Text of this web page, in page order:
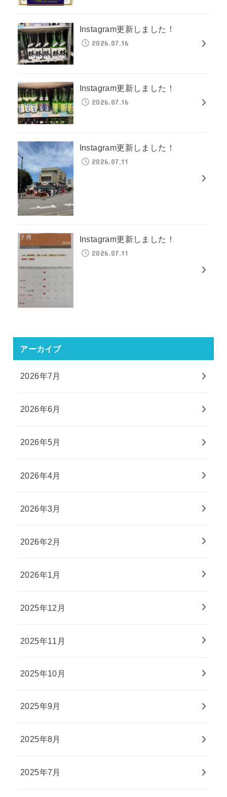
Instagram更新しました！
2026.07.16
Instagram更新しました！
2026.07.16
Instagram更新しました！
2026.07.11
Instagram更新しました！
2026.07.11
アーカイブ
2026年7月
2026年6月
2026年5月
2026年4月
2026年3月
2026年2月
2026年1月
2025年12月
2025年11月
2025年10月
2025年9月
2025年8月
2025年7月